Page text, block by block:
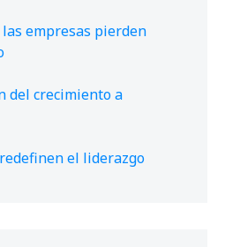
empresas pierden
del crecimiento a
el liderazgo